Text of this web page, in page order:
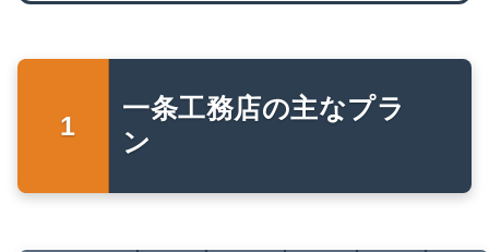
一条工務店の主なプラ
ン